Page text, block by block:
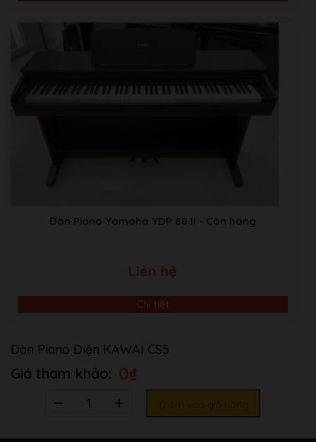
Đàn Piano Yamaha YDP 88 II - Còn hàng
Liên hệ
Chi tiết
Đàn Piano Điện KAWAI CS5
0₫